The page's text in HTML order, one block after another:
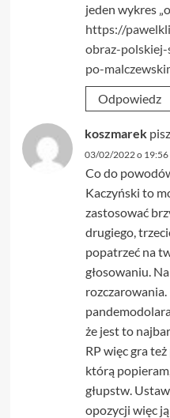
jeden wykres
https://
obraz-
po-
Odpowiedz
koszmarek
03/02/2022 o 19:56
Co do
Kaczyński to
zastosować
drugiego,
popatrzeć na
głosowaniu.
rozczarowania.
że jest to
RP więc gra
którą
głupstw.
opozycji więc